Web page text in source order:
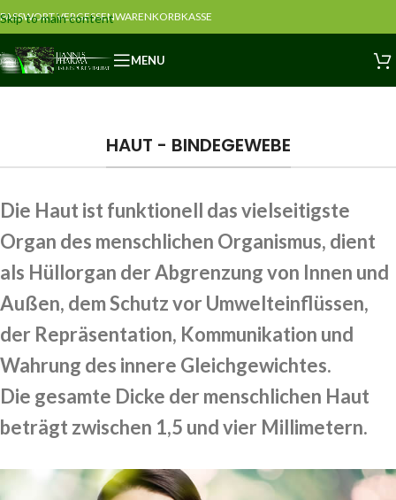
Skip to main content
PASSWORT VERGESSENWARENKORBKASSE
MENU
HAUT - BINDEGEWEBE
Die Haut ist funktionell das vielseitigste
Organ des menschlichen Organismus, dient
als Hüllorgan der Abgrenzung von Innen und
Außen, dem Schutz vor Umwelteinflüssen,
der Repräsentation, Kommunikation und
Wahrung des innere Gleichgewichtes.
Die gesamte Dicke der menschlichen Haut
beträgt zwischen 1,5 und vier Millimetern.